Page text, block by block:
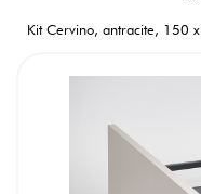
Kit Cervino, antracite, 150